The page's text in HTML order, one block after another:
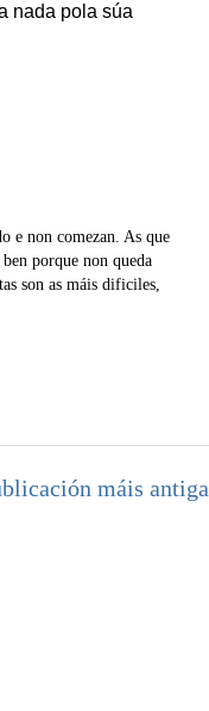
nada pola súa
e non comezan. As que
porque non queda
son as máis dificiles,
máis antiga